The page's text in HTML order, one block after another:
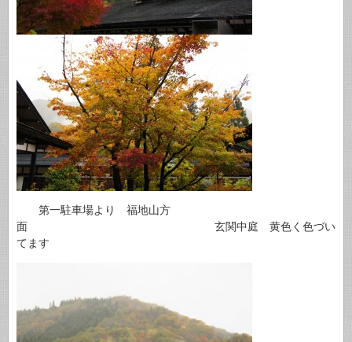
第一駐車場より 福地山方
面 玄関中庭 黄色く色づい
てます